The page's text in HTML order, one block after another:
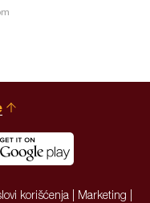
korišćenja Marketing